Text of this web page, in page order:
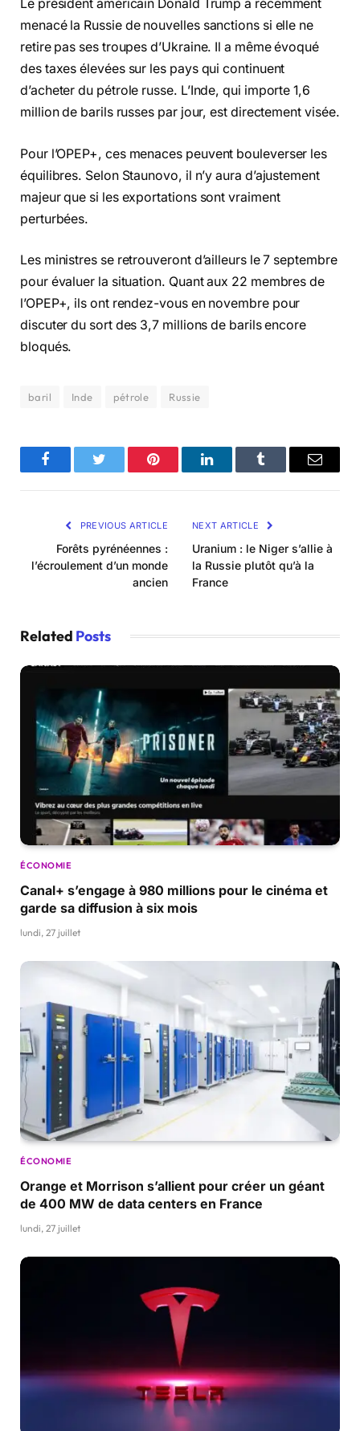
Le président américain Donald Trump a récemment
menacé la Russie de nouvelles sanctions si elle ne
retire pas ses troupes d’Ukraine. Il a même évoqué
des taxes élevées sur les pays qui continuent
d’acheter du pétrole russe. L’Inde, qui importe 1,6
million de barils russes par jour, est directement visée.
Pour l’OPEP+, ces menaces peuvent bouleverser les
équilibres. Selon Staunovo, il n’y aura d’ajustement
majeur que si les exportations sont vraiment
perturbées.
Les ministres se retrouveront d’ailleurs le 7 septembre
pour évaluer la situation. Quant aux 22 membres de
l’OPEP+, ils ont rendez-vous en novembre pour
discuter du sort des 3,7 millions de barils encore
bloqués.
baril Inde pétrole Russie
FacebookTwitter Pinterest LinkedInTumblr Email
PREVIOUS ARTICLE
Forêts pyrénéennes :
l’écroulement d’un monde
ancien
NEXT ARTICLE
Uranium : le Niger s’allie à
la Russie plutôt qu’à la
France
Related Posts
ÉCONOMIE
Canal+ s’engage à 980 millions pour le cinéma et
garde sa diffusion à six mois
lundi, 27 juillet
ÉCONOMIE
Orange et Morrison s’allient pour créer un géant
de 400 MW de data centers en France
lundi, 27 juillet